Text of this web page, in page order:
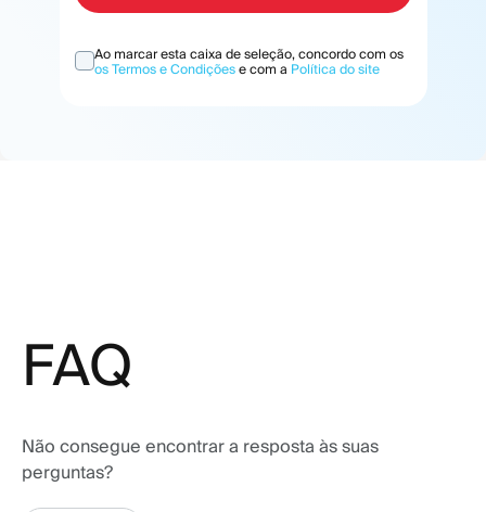
Ao marcar esta caixa de seleção, concordo com os
os Termos e Condiçõese com a Política do site
FAQ
Não consegue encontrar a resposta às suas
perguntas?